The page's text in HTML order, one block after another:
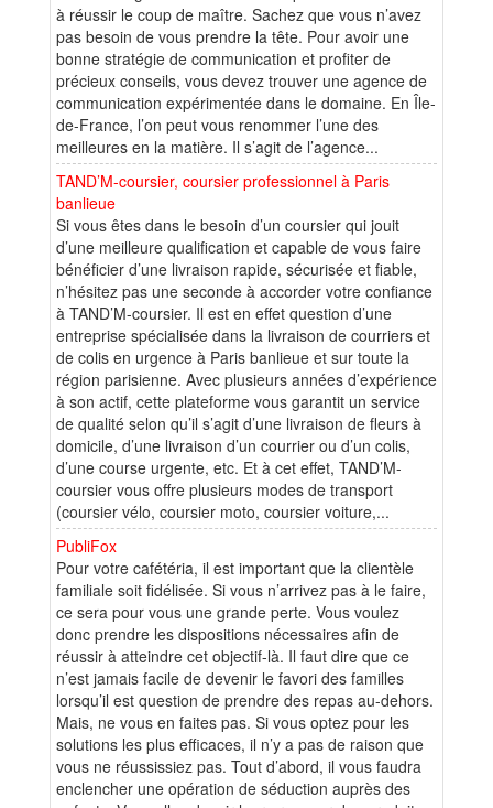
à réussir le coup de maître. Sachez que vous n’avez
pas besoin de vous prendre la tête. Pour avoir une
bonne stratégie de communication et profiter de
précieux conseils, vous devez trouver une agence de
communication expérimentée dans le domaine. En Île-
de-France, l’on peut vous renommer l’une des
meilleures en la matière. Il s’agit de l’agence...
TAND’M-coursier, coursier professionnel à Paris
banlieue
Si vous êtes dans le besoin d’un coursier qui jouit
d’une meilleure qualification et capable de vous faire
bénéficier d’une livraison rapide, sécurisée et fiable,
n’hésitez pas une seconde à accorder votre confiance
à TAND’M-coursier. Il est en effet question d’une
entreprise spécialisée dans la livraison de courriers et
de colis en urgence à Paris banlieue et sur toute la
région parisienne. Avec plusieurs années d’expérience
à son actif, cette plateforme vous garantit un service
de qualité selon qu’il s’agit d’une livraison de fleurs à
domicile, d’une livraison d’un courrier ou d’un colis,
d’une course urgente, etc. Et à cet effet, TAND’M-
coursier vous offre plusieurs modes de transport
(coursier vélo, coursier moto, coursier voiture,...
PubliFox
Pour votre cafétéria, il est important que la clientèle
familiale soit fidélisée. Si vous n’arrivez pas à le faire,
ce sera pour vous une grande perte. Vous voulez
donc prendre les dispositions nécessaires afin de
réussir à atteindre cet objectif-là. Il faut dire que ce
n’est jamais facile de devenir le favori des familles
lorsqu’il est question de prendre des repas au-dehors.
Mais, ne vous en faites pas. Si vous optez pour les
solutions les plus efficaces, il n’y a pas de raison que
vous ne réussissiez pas. Tout d’abord, il vous faudra
enclencher une opération de séduction auprès des